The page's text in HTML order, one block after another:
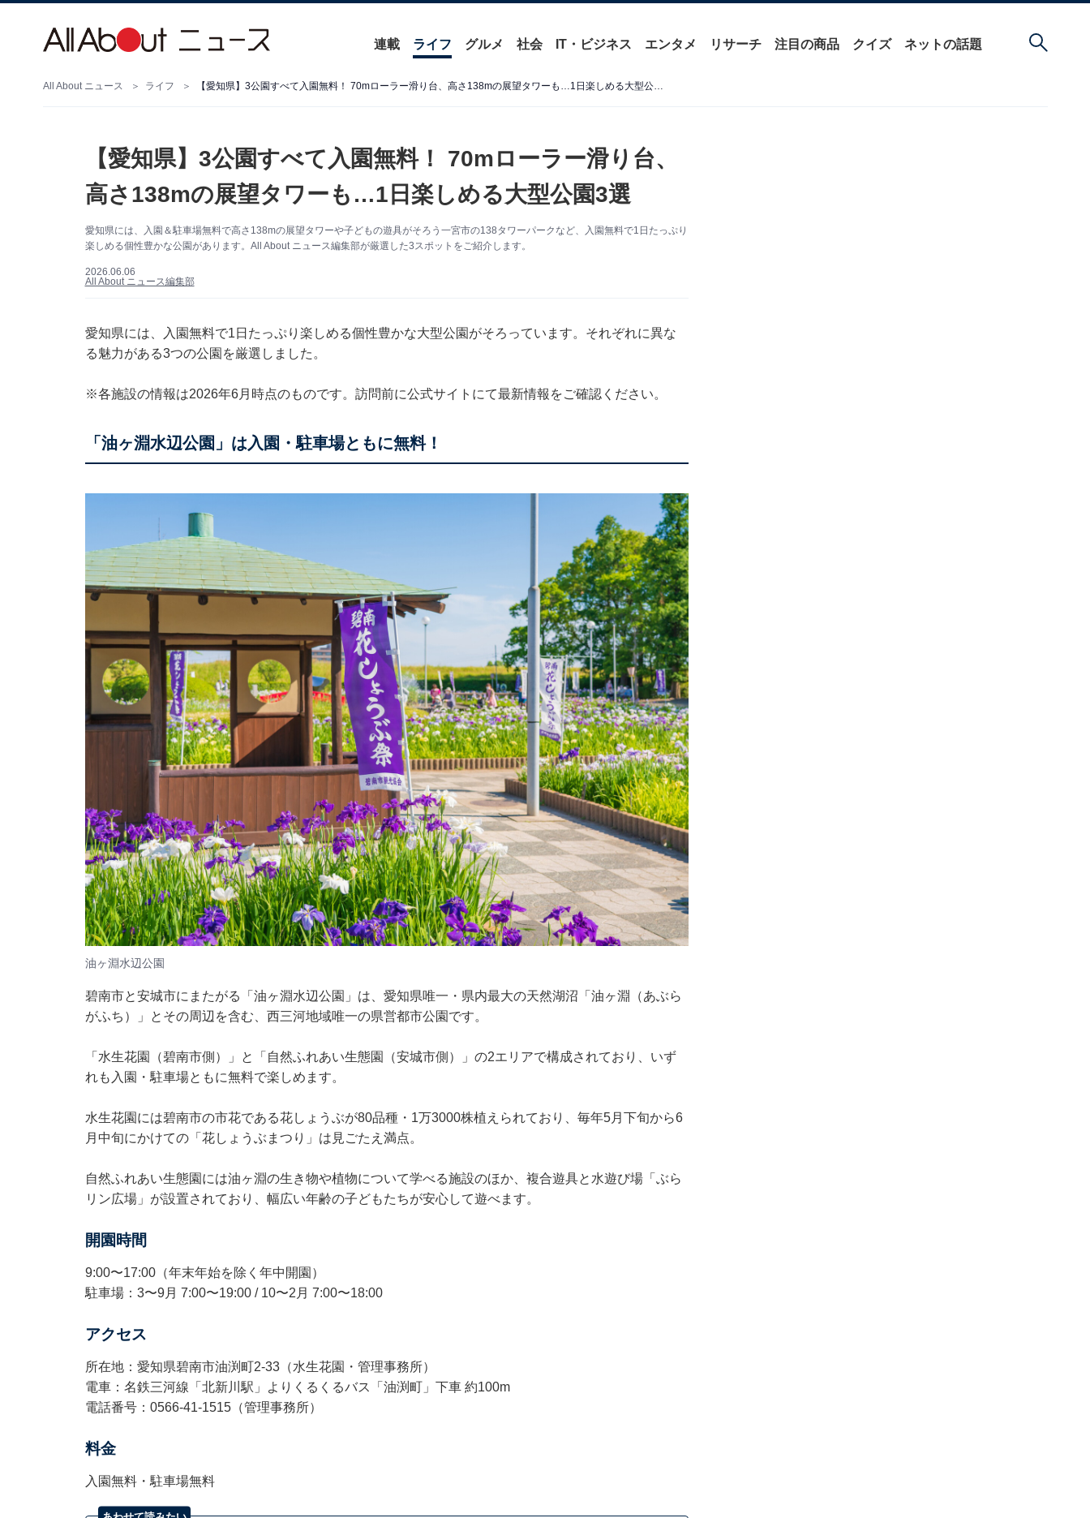
連載 ライフ グルメ 社会 IT・ビジネス エンタメ リサーチ 注目の商品 クイズ ネットの話題
All About ニュース ライフ 【愛知県】3公園すべて入園無料！ 70mローラー滑り台、高さ138mの展望タワーも…1日楽しめる大型公園3選
【愛知県】3公園すべて入園無料！ 70mローラー滑り台、
高さ138mの展望タワーも…1日楽しめる大型公園3選
愛知県には、入園＆駐車場無料で高さ138mの展望タワーや子どもの遊具がそろう一宮市の138タワーパークなど、入園無料で1日たっぷり
楽しめる個性豊かな公園があります。All About ニュース編集部が厳選した3スポットをご紹介します。
2026.06.06
All About ニュース編集部
愛知県には、入園無料で1日たっぷり楽しめる個性豊かな大型公園がそろっています。それぞれに異な
る魅力がある3つの公園を厳選しました。
※各施設の情報は2026年6月時点のものです。訪問前に公式サイトにて最新情報をご確認ください。
「油ヶ淵水辺公園」は入園・駐車場ともに無料！
油ヶ淵水辺公園
碧南市と安城市にまたがる「油ヶ淵水辺公園」は、愛知県唯一・県内最大の天然湖沼「油ヶ淵（あぶら
がふち）」とその周辺を含む、西三河地域唯一の県営都市公園です。
「水生花園（碧南市側）」と「自然ふれあい生態園（安城市側）」の2エリアで構成されており、いず
れも入園・駐車場ともに無料で楽しめます。
水生花園には碧南市の市花である花しょうぶが80品種・1万3000株植えられており、毎年5月下旬から6
月中旬にかけての「花しょうぶまつり」は見ごたえ満点。
自然ふれあい生態園には油ヶ淵の生き物や植物について学べる施設のほか、複合遊具と水遊び場「ぶら
リン広場」が設置されており、幅広い年齢の子どもたちが安心して遊べます。
開園時間
9:00〜17:00（年末年始を除く年中開園）
駐車場：3〜9月 7:00〜19:00 / 10〜2月 7:00〜18:00
アクセス
所在地：愛知県碧南市油渕町2-33（水生花園・管理事務所）
電車：名鉄三河線「北新川駅」よりくるくるバス「油渕町」下車 約100m
電話番号：0566-41-1515（管理事務所）
料金
入園無料・駐車場無料